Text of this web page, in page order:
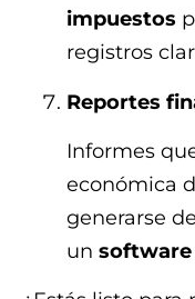
impuestos
registros
Reportes
Informes
económica
generarse
un software